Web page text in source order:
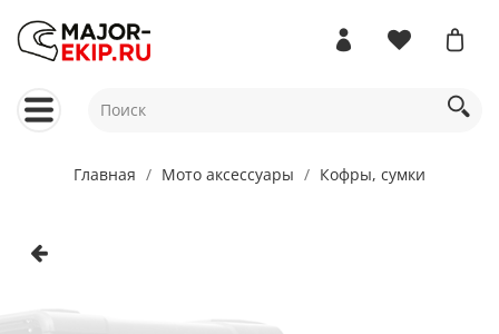
Главная Мото аксессуары Кофры, сумки